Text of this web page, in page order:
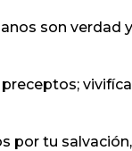
son verdad
por tu